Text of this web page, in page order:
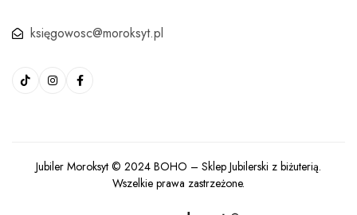
księgowosc@moroksyt.pl
Jubiler Moroksyt © 2024 BOHO – Sklep Jubilerski z biżuterią.
Wszelkie prawa zastrzeżone.